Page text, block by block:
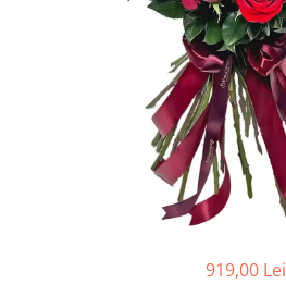
919,00 Lei